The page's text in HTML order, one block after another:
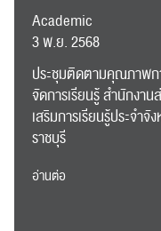
Academic
3 พ.ย. 2568
ประชุมติดตามคุณภาพก
จัดการเรียนรู้ สำนักงาน
เสริมการเรียนรู้ประจำจั
ราชบุรี
อ่านต่อ